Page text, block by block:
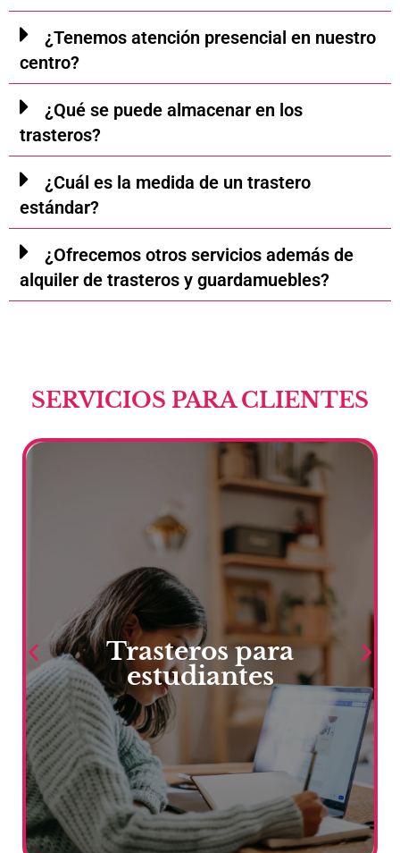
¿Tenemos atención presencial en nuestro
centro?
¿Qué se puede almacenar en los
trasteros?
¿Cuál es la medida de un trastero
estándar?
¿Ofrecemos otros servicios además de
alquiler de trasteros y guardamuebles?
SERVICIOS PARA CLIENTES
Trasteros para
estudiantes
Más información